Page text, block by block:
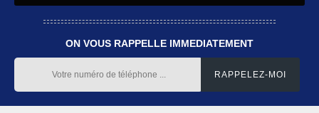
ON VOUS RAPPELLE IMMEDIATEMENT